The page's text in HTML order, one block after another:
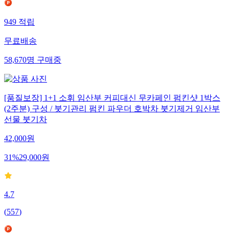
949 적립
무료배송
58,670명 구매중
[품질보장] 1+1 소휘 임산부 커피대신 무카페인 펌킨샷 1박스
(2주분) 구성 / 붓기관리 펌킨 파우더 호박차 붓기제거 임산부
선물 붓기차
42,000원
31%29,000원
4.7
(557)